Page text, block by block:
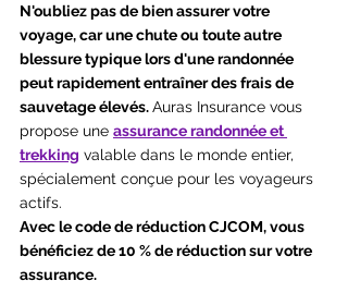
N'oubliez pas de bien assurer votre
voyage, car une chute ou toute autre
blessure typique lors d'une randonnée
peut rapidement entraîner des frais de
sauvetage élevés. Auras Insurance vous
propose une assurance randonnée et
trekking valable dans le monde entier,
spécialement conçue pour les voyageurs
actifs.
Avec le code de réduction CJCOM, vous
bénéficiez de 10 % de réduction sur votre
assurance.